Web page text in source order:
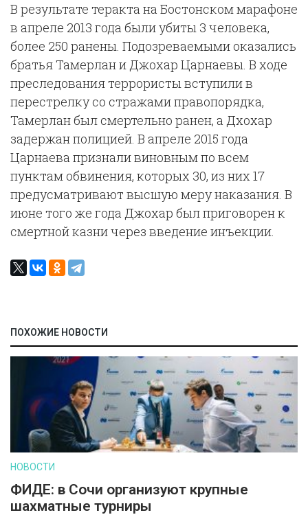
В результате теракта на Бостонском марафоне
в апреле 2013 года были убиты 3 человека,
более 250 ранены. Подозреваемыми оказались
братья Тамерлан и Джохар Царнаевы. В ходе
преследования террористы вступили в
перестрелку со стражами правопорядка,
Тамерлан был смертельно ранен, а Дхохар
задержан полицией. В апреле 2015 года
Царнаева признали виновным по всем
пунктам обвинения, которых 30, из них 17
предусматривают высшую меру наказания. В
июне того же года Джохар был приговорен к
смертной казни через введение инъекции.
ПОХОЖИЕ НОВОСТИ
НОВОСТИ
ФИДЕ: в Сочи организуют крупные
шахматные турниры